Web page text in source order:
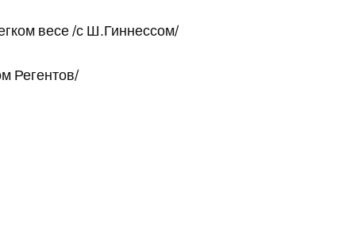
весе /с Ш.Гиннессом/
Регентов/